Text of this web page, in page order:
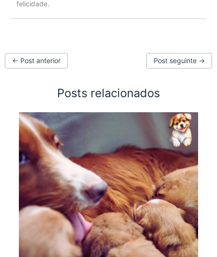
felicidade.
← Post anterior Post seguinte →
Posts relacionados